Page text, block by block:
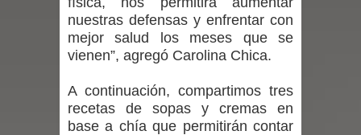
Talca
Diputado Jorge Guzmán rechaza
proyecto de interconexión eléctrica
en la alta cordillera del Maule por su
nuestras defensas y enfrentar con
mejor salud los meses que se
vienen”, agregó Carolina Chica.
A continuación, compartimos tres
recetas de sopas y cremas en
base a chía que permitirán contar